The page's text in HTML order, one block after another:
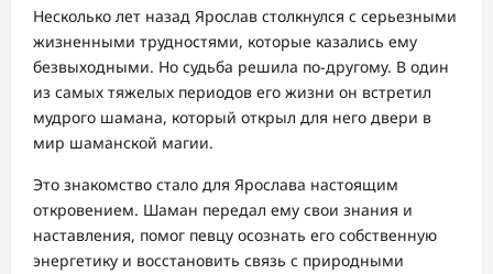
Несколько лет назад Ярослав столкнулся с серьезными
жизненными трудностями, которые казались ему
безвыходными. Но судьба решила по-другому. В один
из самых тяжелых периодов его жизни он встретил
мудрого шамана, который открыл для него двери в
мир шаманской магии.
Это знакомство стало для Ярослава настоящим
откровением. Шаман передал ему свои знания и
наставления, помог певцу осознать его собственную
энергетику и восстановить связь с природными